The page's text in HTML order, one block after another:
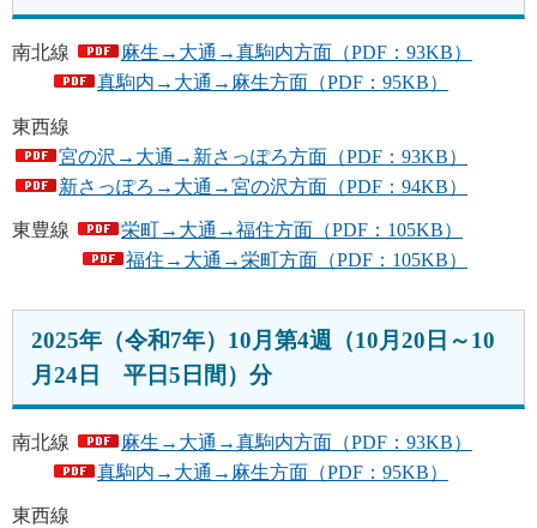
南北線
麻生→大通→真駒内方面（PDF：93KB）
真駒内→大通→麻生方面（PDF：95KB）
東西線
宮の沢→大通→新さっぽろ方面（PDF：93KB）
新さっぽろ→大通→宮の沢方面（PDF：94KB）
東豊線
栄町→大通→福住方面（PDF：105KB）
福住→大通→栄町方面（PDF：105KB）
2025年（令和7年）10月第4週（10月20日～10
月24日 平日5日間）分
南北線
麻生→大通→真駒内方面（PDF：93KB）
真駒内→大通→麻生方面（PDF：95KB）
東西線